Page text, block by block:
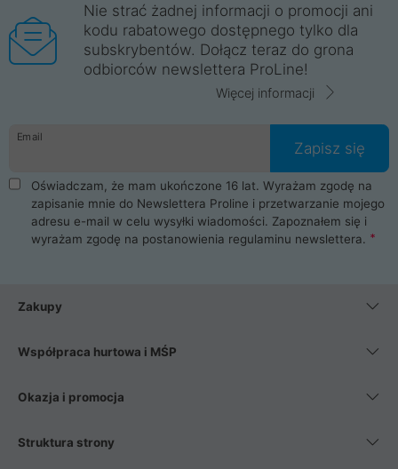
Nie strać żadnej informacji o promocji ani
kodu rabatowego dostępnego tylko dla
subskrybentów. Dołącz teraz do grona
odbiorców newslettera ProLine!
Więcej informacji
Email
Zapisz się
Oświadczam, że mam ukończone 16 lat. Wyrażam zgodę na
zapisanie mnie do Newslettera Proline i przetwarzanie mojego
adresu e-mail w celu wysyłki wiadomości. Zapoznałem się i
wyrażam zgodę na postanowienia regulaminu newslettera.
Zakupy
Współpraca hurtowa i MŚP
Okazja i promocja
Struktura strony